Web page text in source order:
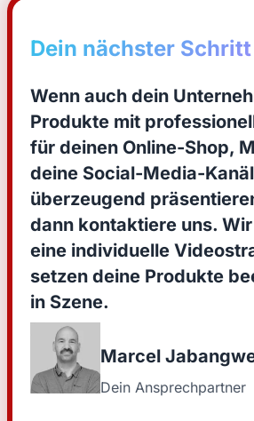
Dein nächster Schritt
Wenn auch dein
Produkte mit
für deinen Online-Shop,
deine Social-Media-
überzeugend
dann kontaktiere uns.
eine individuelle
setzen deine Produkte
in Szene.
Marcel
Dein Ansprechpartner